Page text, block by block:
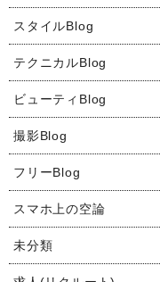
スタイルBlog
テクニカルBlog
ビューティBlog
撮影Blog
フリーBlog
スマホ上の空論
未分類